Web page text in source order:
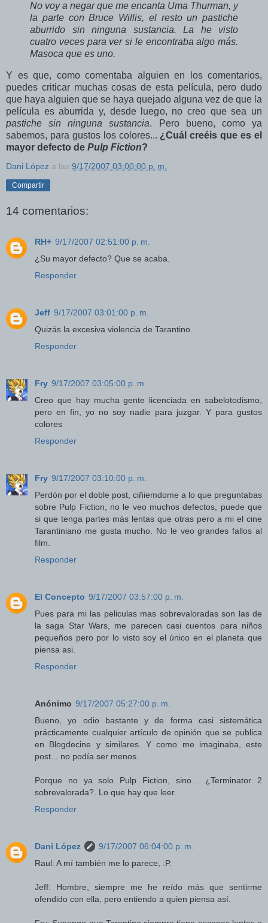
No voy a negar que me encanta Uma Thurman, y
la parte con Bruce Willis, el resto un pastiche
aburrido sin ninguna sustancia. La he visto
cuatro veces para ver si le encontraba algo más.
Masoca que es uno.
Y es que, como comentaba alguien en los comentarios,
puedes criticar muchas cosas de esta película, pero dudo
que haya alguien que se haya quejado alguna vez de que la
película es aburrida y, desde luego, no creo que sea un
pastiche sin ninguna sustancia. Pero bueno, como ya
sabemos, para gustos los colores... ¿Cuál creéis que es el
mayor defecto de Pulp Fiction?
Dani López a las 9/17/2007 03:00:00 p. m.
Compartir
14 comentarios:
RH+ 9/17/2007 02:51:00 p. m.
¿Su mayor defecto? Que se acaba.
Responder
Jeff 9/17/2007 03:01:00 p. m.
Quizás la excesiva violencia de Tarantino.
Responder
Fry 9/17/2007 03:05:00 p. m.
Creo que hay mucha gente licenciada en sabelotodismo,
pero en fin, yo no soy nadie para juzgar. Y para gustos
colores
Responder
Fry 9/17/2007 03:10:00 p. m.
Perdón por el doble post, ciñiemdome a lo que preguntabas
sobre Pulp Fiction, no le veo muchos defectos, puede que
si que tenga partes más lentas que otras pero a mi el cine
Tarantiniano me gusta mucho. No le veo grandes fallos al
film.
Responder
El Concepto 9/17/2007 03:57:00 p. m.
Pues para mi las peliculas mas sobrevaloradas son las de
la saga Star Wars, me parecen casi cuentos para niños
pequeños pero por lo visto soy el único en el planeta que
piensa asi.
Responder
Anónimo 9/17/2007 05:27:00 p. m.
Bueno, yo odio bastante y de forma casi sistemática
prácticamente cualquier artículo de opinión que se publica
en Blogdecine y similares. Y como me imaginaba, este
post... no podía ser menos.
Porque no ya solo Pulp Fiction, sino… ¿Terminator 2
sobrevalorada?. Lo que hay que leer.
Responder
Dani López
9/17/2007 06:04:00 p. m.
Raul: A mí también me lo parece, :P.
Jeff: Hombre, siempre me he reído más que sentirme
ofendido con ella, pero entiendo a quien piensa así.